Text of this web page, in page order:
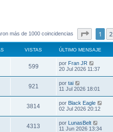
más de 1000 coincidencias Página1
1 2
VISTAS ÚLTIMO MENSAJE
599 por Fran JR
20 Jul 2026 11:37
921 por tai
11 Jul 2026 18:01
3814 por Black Eagle
02 Jul 2026 20:12
4313 por LunasBelt
11 Jun 2026 13:34